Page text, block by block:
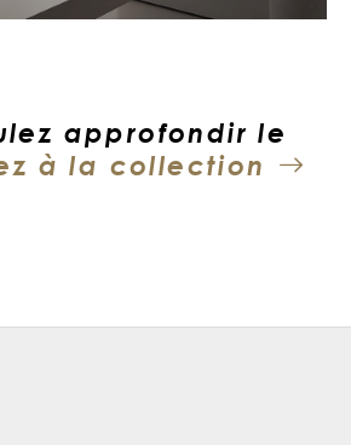
approfondir le
à la collection